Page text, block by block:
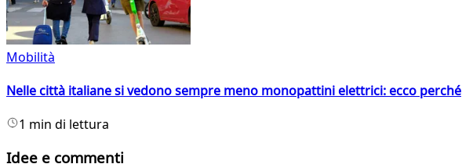
Mobilità
Nelle città italiane si vedono sempre meno monopattini elettrici: ecco perché
1 min di lettura
Idee e commenti